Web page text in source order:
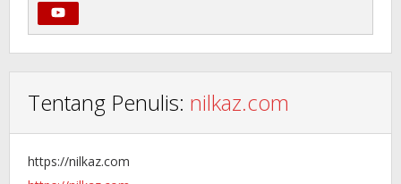
Tentang Penulis: nilkaz.com
https://nilkaz.com